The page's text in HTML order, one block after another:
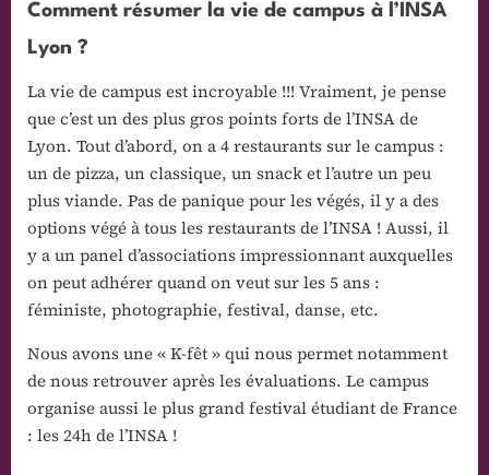
Comment résumer la vie de campus à l’INSA
Lyon ?
La vie de campus est incroyable !!! Vraiment, je pense
que c’est un des plus gros points forts de l’INSA de
Lyon. Tout d’abord, on a 4 restaurants sur le campus :
un de pizza, un classique, un snack et l’autre un peu
plus viande. Pas de panique pour les végés, il y a des
options végé à tous les restaurants de l’INSA ! Aussi, il
y a un panel d’associations impressionnant auxquelles
on peut adhérer quand on veut sur les 5 ans :
féministe, photographie, festival, danse, etc.
Nous avons une « K-fêt » qui nous permet notamment
de nous retrouver après les évaluations. Le campus
organise aussi le plus grand festival étudiant de France
: les 24h de l’INSA !